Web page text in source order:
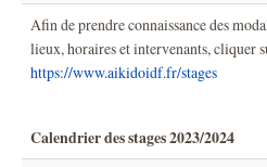
Afin de prendre connaissance des
lieux, horaires et intervenants, cliquer
https://www.aikidoidf.fr/stages
Calendrier des stages 2023/2024